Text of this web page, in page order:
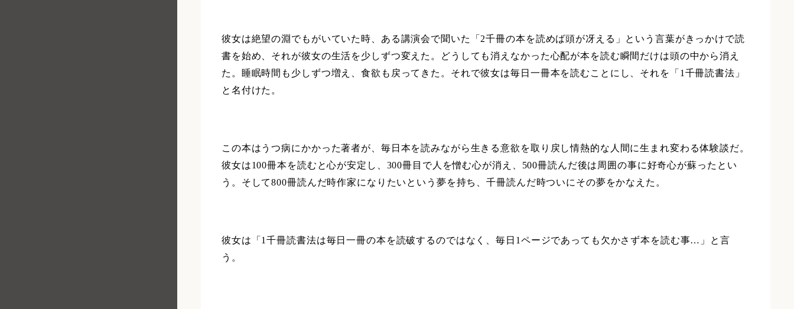
彼女は絶望の淵でもがいていた時、ある講演会で聞いた「2千冊の本を読めば頭が冴える」という言葉がきっかけで読
書を始め、それが彼女の生活を少しずつ変えた。どうしても消えなかった心配が本を読む瞬間だけは頭の中から消え
た。睡眠時間も少しずつ増え、食欲も戻ってきた。それで彼女は毎日一冊本を読むことにし、それを「1千冊読書法」
と名付けた。
この本はうつ病にかかった著者が、毎日本を読みながら生きる意欲を取り戻し情熱的な人間に生まれ変わる体験談だ。
彼女は100冊本を読むと心が安定し、300冊目で人を憎む心が消え、500冊読んだ後は周囲の事に好奇心が蘇ったとい
う。そして800冊読んだ時作家になりたいという夢を持ち、千冊読んだ時ついにその夢をかなえた。
彼女は「1千冊読書法は毎日一冊の本を読破するのではなく、毎日1ページであっても欠かさず本を読む事…」と言
う。